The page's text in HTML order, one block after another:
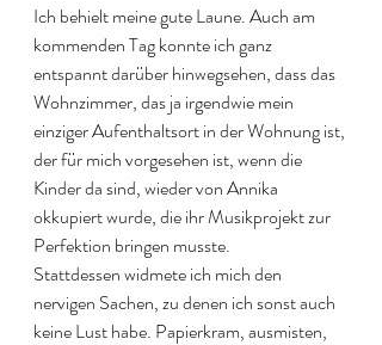
Ich behielt meine gute Laune. Auch am
kommenden Tag konnte ich ganz
entspannt darüber hinwegsehen, dass das
Wohnzimmer, das ja irgendwie mein
einziger Aufenthaltsort in der Wohnung ist,
der für mich vorgesehen ist, wenn die
Kinder da sind, wieder von Annika
okkupiert wurde, die ihr Musikprojekt zur
Perfektion bringen musste.
Stattdessen widmete ich mich den
nervigen Sachen, zu denen ich sonst auch
keine Lust habe. Papierkram, ausmisten,